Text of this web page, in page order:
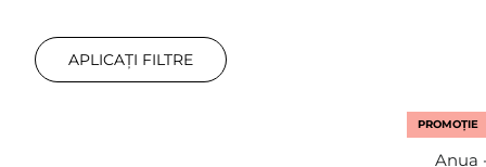
APLICAȚI FILTRE
PROMOȚIE
Anua